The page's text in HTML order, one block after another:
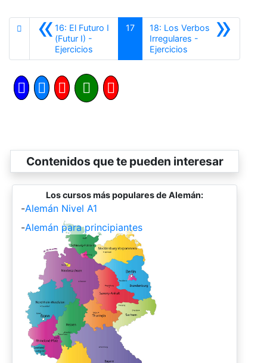
«16: El Futuro I
(Futur I) -
Ejercicios
17 »
18: Los Verbos
Irregulares -
EjerciciosSiguiente
Contenidos que te pueden interesar
Los cursos más populares de Alemán:
-Alemán Nivel A1
-Alemán para principiantes